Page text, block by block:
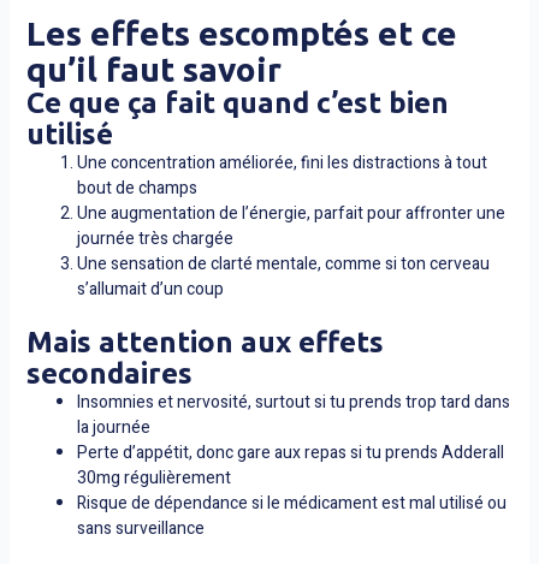
Les effets escomptés et ce
qu’il faut savoir
Ce que ça fait quand c’est bien
utilisé
Une concentration améliorée, fini les distractions à tout
bout de champs
Une augmentation de l’énergie, parfait pour affronter une
journée très chargée
Une sensation de clarté mentale, comme si ton cerveau
s’allumait d’un coup
Mais attention aux effets
secondaires
Insomnies et nervosité, surtout si tu prends trop tard dans
la journée
Perte d’appétit, donc gare aux repas si tu prends Adderall
30mg régulièrement
Risque de dépendance si le médicament est mal utilisé ou
sans surveillance